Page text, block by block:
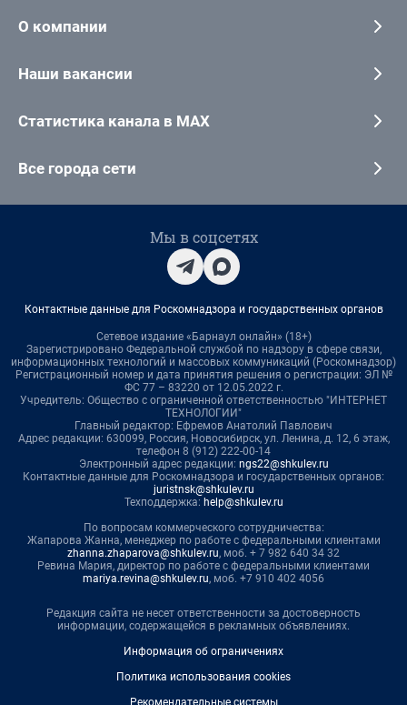
О компании
Наши вакансии
Статистика канала в MAX
Все города сети
Мы в соцсетях
Контактные данные для Роскомнадзора и государственных органов
Сетевое издание «Барнаул онлайн» (18+)
Зарегистрировано Федеральной службой по надзору в сфере связи,
информационных технологий и массовых коммуникаций (Роскомнадзор)
Регистрационный номер и дата принятия решения о регистрации: ЭЛ №
ФС 77 – 83220 от 12.05.2022 г.
Учредитель: Общество с ограниченной ответственностью "ИНТЕРНЕТ
ТЕХНОЛОГИИ"
Главный редактор: Ефремов Анатолий Павлович
Адрес редакции: 630099, Россия, Новосибирск, ул. Ленина, д. 12, 6 этаж,
телефон 8 (912) 222-00-14
Электронный адрес редакции: ngs22@shkulev.ru
Контактные данные для Роскомнадзора и государственных органов:
juristnsk@shkulev.ru
Техподдержка: help@shkulev.ru
По вопросам коммерческого сотрудничества:
Жапарова Жанна, менеджер по работе с федеральными клиентами
zhanna.zhaparova@shkulev.ru, моб. + 7 982 640 34 32
Ревина Мария, директор по работе с федеральными клиентами
mariya.revina@shkulev.ru, моб. +7 910 402 4056
Редакция сайта не несет ответственности за достоверность
информации, содержащейся в рекламных объявлениях.
Информация об ограничениях
Политика использования cookies
Рекомендательные системы